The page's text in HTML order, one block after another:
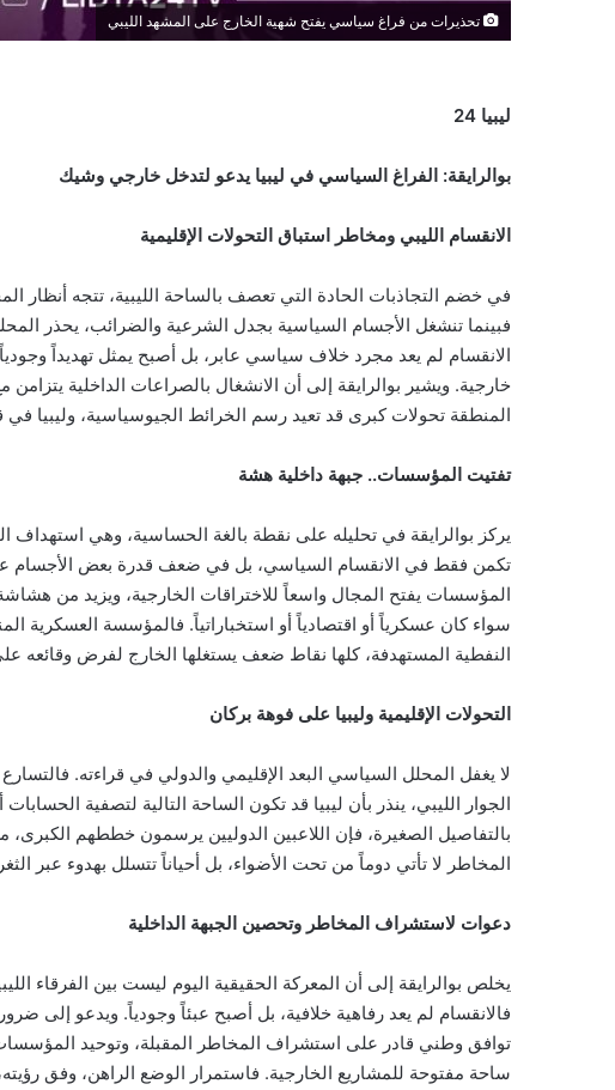
تحذيرات من فراغ سياسي يفتح شهية الخارج على المشهد الليبي
ليبيا 24
بوالرايقة: الفراغ السياسي في ليبيا يدعو لتدخل خارجي وشيك
الانقسام الليبي ومخاطر استباق التحولات الإقليمية
في خضم التجاذبات الحادة التي تعصف بالساحة الليبية، تتجه أنظار
فبينما تنشغل الأجسام السياسية بجدل الشرعية والضرائب، يحذر
الانقسام لم يعد مجرد خلاف سياسي عابر، بل أصبح يمثل تهديداً
خارجية. ويشير بوالرايقة إلى أن الانشغال بالصراعات الداخلية
المنطقة تحولات كبرى قد تعيد رسم الخرائط الجيوسياسية، وليبيا
تفتيت المؤسسات.. جبهة داخلية هشة
يركز بوالرايقة في تحليله على نقطة بالغة الحساسية، وهي استهداف
تكمن فقط في الانقسام السياسي، بل في ضعف قدرة بعض الأجسام
المؤسسات يفتح المجال واسعاً للاختراقات الخارجية، ويزيد من
سواء كان عسكرياً أو اقتصادياً أو استخباراتياً. فالمؤسسة العسكرية
النفطية المستهدفة، كلها نقاط ضعف يستغلها الخارج لفرض وقائعه
التحولات الإقليمية وليبيا على فوهة بركان
لا يغفل المحلل السياسي البعد الإقليمي والدولي في قراءته.
الجوار الليبي، ينذر بأن ليبيا قد تكون الساحة التالية لتصفية
بالتفاصيل الصغيرة، فإن اللاعبين الدوليين يرسمون خططهم الكبرى،
المخاطر لا تأتي دوماً من تحت الأضواء، بل أحياناً تتسلل بهدوء عبر
دعوات لاستشراف المخاطر وتحصين الجبهة الداخلية
يخلص بوالرايقة إلى أن المعركة الحقيقية اليوم ليست بين الفرقاء
فالانقسام لم يعد رفاهية خلافية، بل أصبح عبئاً وجودياً. ويدعو إلى
توافق وطني قادر على استشراف المخاطر المقبلة، وتوحيد
ساحة مفتوحة للمشاريع الخارجية. فاستمرار الوضع الراهن، وفق